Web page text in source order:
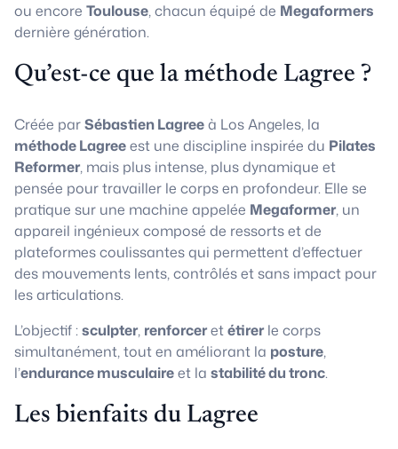
ou encore Toulouse, chacun équipé de Megaformers
dernière génération.
Qu’est-ce que la méthode Lagree ?
Créée parSébastien Lagreeà Los Angeles, la
méthode Lagreeest une discipline inspirée du Pilates
Reformer, mais plus intense, plus dynamique et
pensée pour travailler le corps en profondeur. Elle se
pratique sur une machine appelée Megaformer, un
appareil ingénieux composé de ressorts et de
plateformes coulissantes qui permettent d’effectuer
des mouvements lents, contrôlés et sans impact pour
les articulations.
L’objectif :sculpter, renforceretétirerle corps
simultanément, tout en améliorant la posture,
l’endurance musculaireet la stabilité du tronc.
Les bienfaits du Lagree